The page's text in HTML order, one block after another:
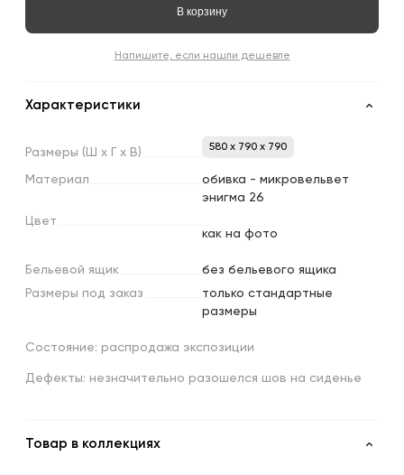
В корзину
Напишите, если нашли дешевле
Характеристики
Размеры (Ш х х В) 580 x 790 x 790
Материал
обивка - микровельвет
энигма 26
Цвет
как на фото
Бельевой ящик
без бельевого ящика
Размеры под заказ
только стандартные
размеры
Состояние: распродажа экспозиции
Дефекты: незначительно разошелся шов на сиденье
Товар в коллекциях